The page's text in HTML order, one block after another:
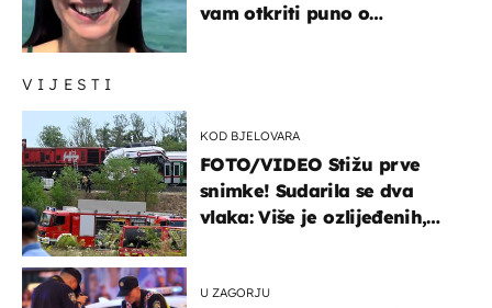
VIJESTI
KOD BJELOVARA
FOTO/VIDEO Stižu prve
snimke! Sudarila se dva
vlaka: Više je ozlijeđenih,
U ZAGORJU
vam otkriti puno o